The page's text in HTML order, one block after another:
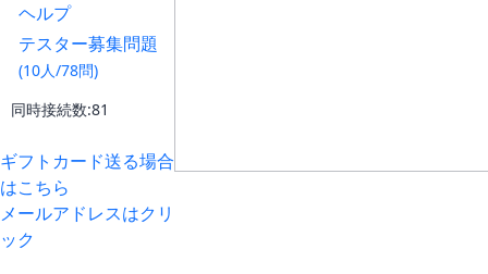
ヘルプ
テスター募集問題
(10人/78問)
同時接続数:81
ギフトカード送る場合
はこちら
メールアドレスはクリ
ック